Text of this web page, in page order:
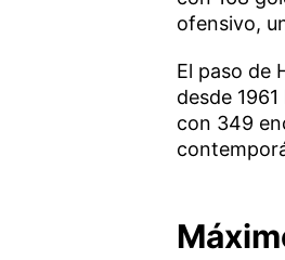
ofensivo,
El paso de
desde
con 349